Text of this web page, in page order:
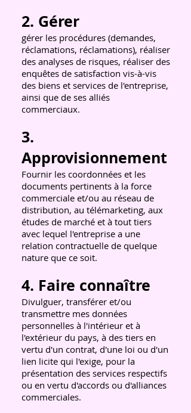
2. Gérer
gérer les procédures (demandes,
réclamations, réclamations), réaliser
des analyses de risques, réaliser des
enquêtes de satisfaction vis-à-vis
des biens et services de l'entreprise,
ainsi que de ses alliés
commerciaux.
3.
Approvisionnement
Fournir les coordonnées et les
documents pertinents à la force
commerciale et/ou au réseau de
distribution, au télémarketing, aux
études de marché et à tout tiers
avec lequel l'entreprise a une
relation contractuelle de quelque
nature que ce soit.
4. Faire connaître
Divulguer, transférer et/ou
transmettre mes données
personnelles à l'intérieur et à
l'extérieur du pays, à des tiers en
vertu d'un contrat, d'une loi ou d'un
lien licite qui l'exige, pour la
présentation des services respectifs
ou en vertu d'accords ou d'alliances
commerciales.